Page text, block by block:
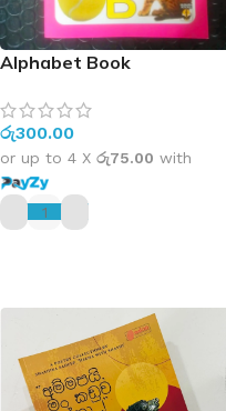
Alphabet Book
රු300.00
or up to 4 X රු75.00 with